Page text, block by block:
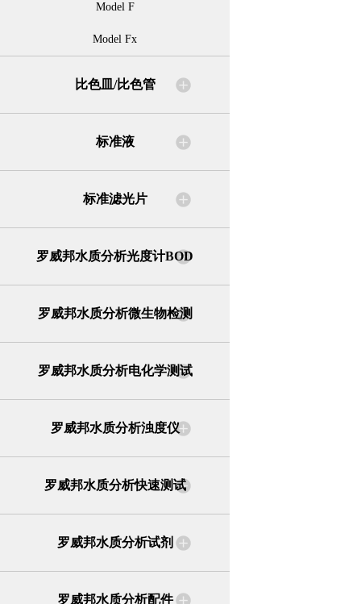
Model F
Model Fx
比色皿/比色管
标准液
标准滤光片
罗威邦水质分析光度计BOD
罗威邦水质分析微生物检测
罗威邦水质分析电化学测试
罗威邦水质分析浊度仪
罗威邦水质分析快速测试
罗威邦水质分析试剂
罗威邦水质分析配件